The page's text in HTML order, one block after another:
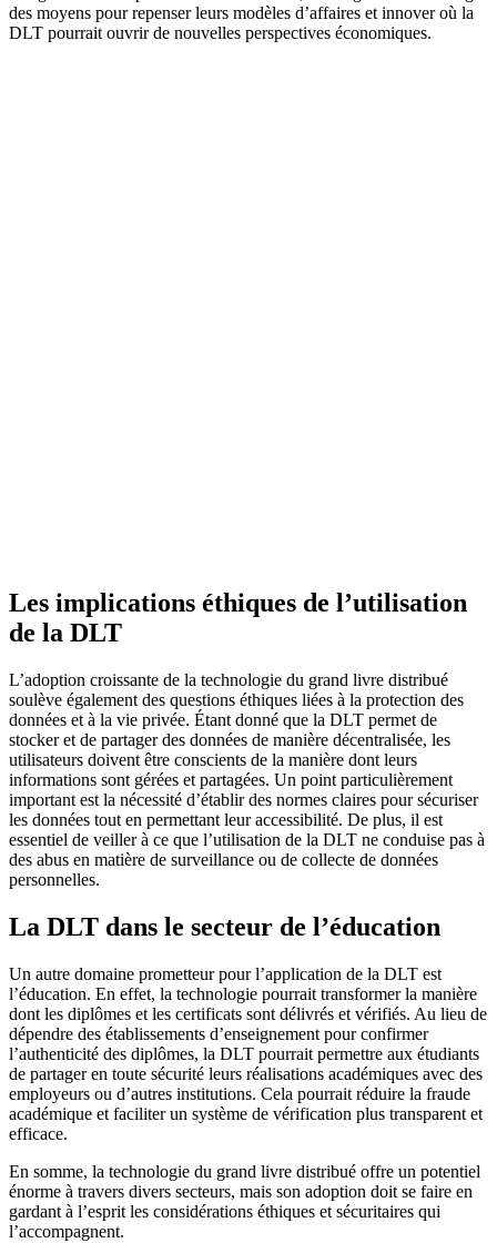
des moyens pour repenser leurs modèles d’affaires et innover où la
DLT pourrait ouvrir de nouvelles perspectives économiques.
Les implications éthiques de l’utilisation
de la DLT
L’adoption croissante de la technologie du grand livre distribué
soulève également des questions éthiques liées à la protection des
données et à la vie privée. Étant donné que la DLT permet de
stocker et de partager des données de manière décentralisée, les
utilisateurs doivent être conscients de la manière dont leurs
informations sont gérées et partagées. Un point particulièrement
important est la nécessité d’établir des normes claires pour sécuriser
les données tout en permettant leur accessibilité. De plus, il est
essentiel de veiller à ce que l’utilisation de la DLT ne conduise pas à
des abus en matière de surveillance ou de collecte de données
personnelles.
La DLT dans le secteur de l’éducation
Un autre domaine prometteur pour l’application de la DLT est
l’éducation. En effet, la technologie pourrait transformer la manière
dont les diplômes et les certificats sont délivrés et vérifiés. Au lieu de
dépendre des établissements d’enseignement pour confirmer
l’authenticité des diplômes, la DLT pourrait permettre aux étudiants
de partager en toute sécurité leurs réalisations académiques avec des
employeurs ou d’autres institutions. Cela pourrait réduire la fraude
académique et faciliter un système de vérification plus transparent et
efficace.
En somme, la technologie du grand livre distribué offre un potentiel
énorme à travers divers secteurs, mais son adoption doit se faire en
gardant à l’esprit les considérations éthiques et sécuritaires qui
l’accompagnent.